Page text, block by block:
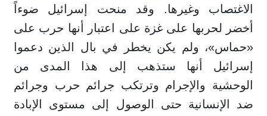
الاغتصاب وغيرها. وقد منحت إسرائيل ضوءاً
أخضر لحربها على غزة على اعتبار أنها حرب على
«حماس»، ولم يكن يخطر في بال الذين دعموا
إسرائيل أنها ستذهب إلى هذا المدى من
الوحشية والإجرام وترتكب جرائم حرب وجرائم
ضد الإنسانية حتى الوصول إلى مستوى الإبادة